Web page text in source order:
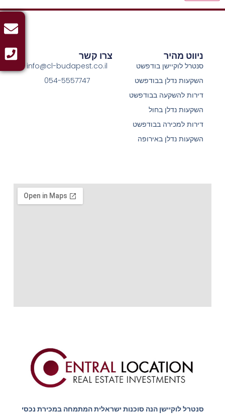
סנטרל לוקיישן הנה סוכנות ישראלית המתמחה במכירת נכסי
ניווט מהיר
סנטרל לוקיישן בודפשט
השקעות נדלן בבודפשט
דירות להשקעה בבודפשט
השקעות נדלן בחול
דירות למכירה בבודפשט
השקעות נדלן באירופה
צרו קשר
info@cl-budapest.co.il
054-5557747